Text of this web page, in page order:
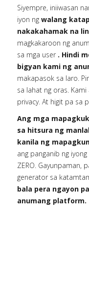
Siyempre, iniiwasan
iyon ng walang
nakakahamak na
magkakaroon ng
sa mga user . Hindi
bigyan kami ng
makapasok sa laro.
sa lahat ng oras.
privacy. At higit pa sa
Ang mga
sa hitsura ng
kanila ng
ang panganib ng
ZERO. Gayunpaman,
generator sa
bala pera ngayon
anumang platform.